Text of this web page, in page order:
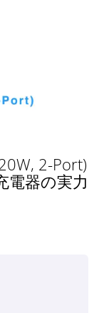
2-Port)
電器の実力